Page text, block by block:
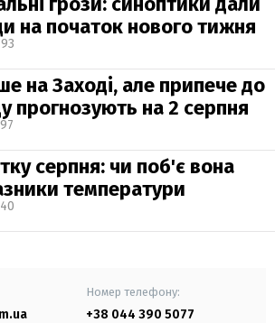
на початок нового тижня
на Заході, але припече до
прогнозують на 2 серпня
серпня: чи поб'є вона
температури
Номер телефону:
+38 044 390 5077